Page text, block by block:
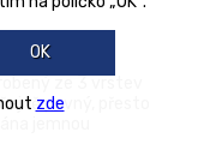
OK
zde
pevný, přesto